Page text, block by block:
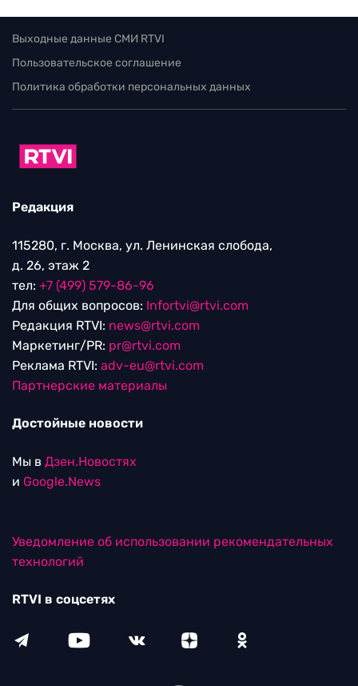
Выходные данные СМИ RTVI
Пользовательское соглашение
Политика обработки персональных данных
Редакция
115280, г. Москва, ул. Ленинская слобода,
д. 26, этаж 2
тел: +7 (499) 579-86-96
Для общих вопросов: Infortvi@rtvi.com
Редакция RTVI: news@rtvi.com
Маркетинг/PR: pr@rtvi.com
Реклама RTVI: adv-eu@rtvi.com
Партнерские материалы
Достойные новости
Мы в Дзен.Новостях
и Google.News
Уведомление об использовании рекомендательных
технологий
RTVI в соцсетях